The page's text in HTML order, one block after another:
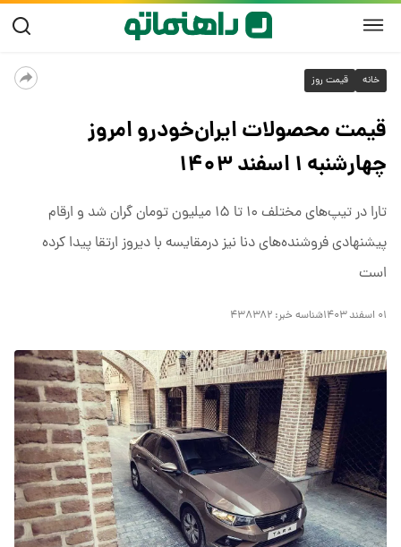
خانه قیمت روز
قیمت محصولات ایران‌خودرو امروز
چهارشنبه ۱ اسفند ۱۴۰۳
تارا در تیپ‌های مختلف ۱۰ تا ۱۵ میلیون تومان گران شد و ارقام
پیشنهادی فروشنده‌های دنا نیز درمقایسه با دیروز ارتقا پیدا کرده
است
۰۱ اسفند ۱۴۰۳ شناسه خبر: ۴۳۸۳۸۲